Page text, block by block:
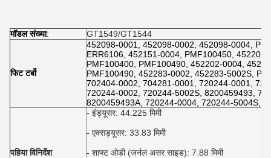
मॉडल संख्या: GT1549/GT1544
फिट टर्बो
452098-0001, 452098-0002, 452098-0004,
ERR6106, 452151-0004, PMF100450,
PMF100400, PMF100490, 452202-0004,
PMF100490, 452283-0002, 452283-5002S,
702404-0002, 704281-0001, 720244-0001,
720244-0002, 720244-5002S, 8200459493,
8200459493A, 720244-0004, 720244-5004S,
पहिया विनिर्देश
- इंड्यूसर: 44.225 मिमी
- एक्सड्यूसर: 33.83 मिमी
- शाफ्ट ओडी (जर्नल असर साइड): 7.88 मिमी